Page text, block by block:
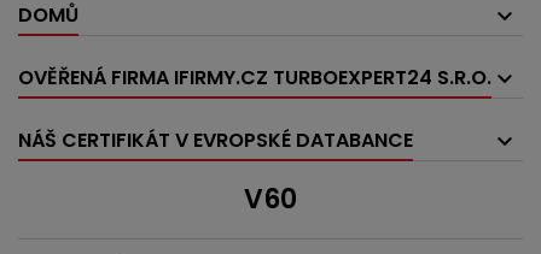
DOMŮ
OVĚŘENÁ FIRMA IFIRMY.CZ TURBOEXPERT24 S.R.O.
NÁŠ CERTIFIKÁT V EVROPSKÉ DATABANCE
V60